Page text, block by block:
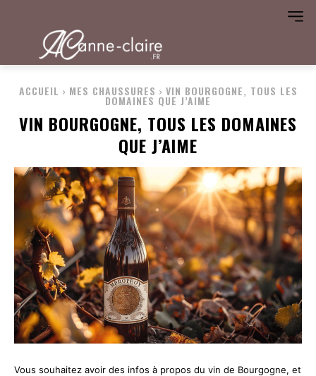
ACCUEIL MES CHAUSSURES VIN BOURGOGNE, TOUS LES
DOMAINES QUE J’AIME
VIN BOURGOGNE, TOUS LES DOMAINES
QUE J’AIME
Vous souhaitez avoir des infos à propos du vin de Bourgogne, et